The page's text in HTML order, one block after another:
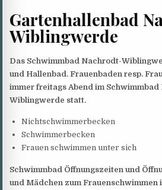
Gartenhallenbad
Wiblingwerde
Das Schwimmbad Nachrodt-
und Hallenbad. Frauenbaden resp.
immer freitags Abend im Schwimmbad
Wiblingwerde statt.
Nichtschwimmerbecken
Schwimmerbecken
Frauen schwimmen unter sich
Schwimmbad Öffnungszeiten und
und Mädchen zum Frauenschwimmen